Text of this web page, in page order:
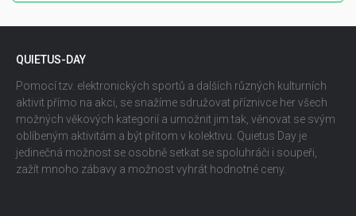
QUIETUS-DAY
Pomocí tzv. elektronických sportů a dalších různých kulturních
aktivit přímo na akci, se snažíme sdružovat příznivce her všech
možných věkových kategorií a umožnit jim tak, věnovat se svým
oblíbeným aktivitám a být přitom v kolektivu. Quietus Day je
jedinečná možnost se osobně setkat se spoluhráči i soupeři,
zažít mnoho zábavy a možnost vyhrát hodnotné ceny.